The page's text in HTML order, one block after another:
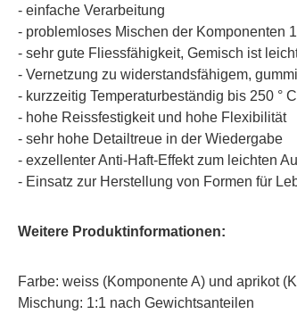
- einfache Verarbeitung
- problemloses Mischen der Komponenten
- sehr gute Fliessfähigkeit, Gemisch ist
- Vernetzung zu widerstandsfähigem,
- kurzzeitig Temperaturbeständig bis 250 ° C
- hohe Reissfestigkeit und hohe Flexibilität
- sehr hohe Detailtreue in der Wiedergabe
- exzellenter Anti-Haft-Effekt zum leichten
- Einsatz zur Herstellung von Formen für
Weitere Produktinformationen:
Farbe: weiss (Komponente A) und aprikot
Mischung: 1:1 nach Gewichtsanteilen